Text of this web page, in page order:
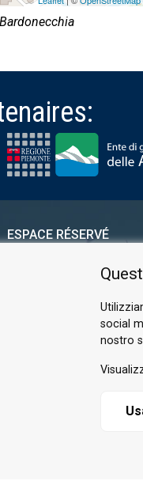
Bardonecchia
ESPACE RÉSERVÉ
social
nostro